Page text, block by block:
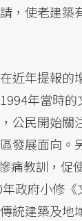
，使老建築
近年提報的
年當時
公民開始關
發展面向。
痛教訓，促
政府小修
統建築及地